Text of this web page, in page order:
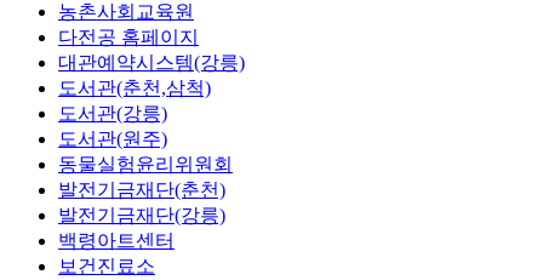
농촌사회교육원
다전공 홈페이지
대관예약시스템(강릉)
도서관(춘천,삼척)
도서관(강릉)
도서관(원주)
동물실험윤리위원회
발전기금재단(춘천)
발전기금재단(강릉)
백령아트센터
보건진료소